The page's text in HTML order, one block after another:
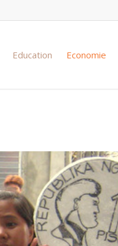
Education Economie